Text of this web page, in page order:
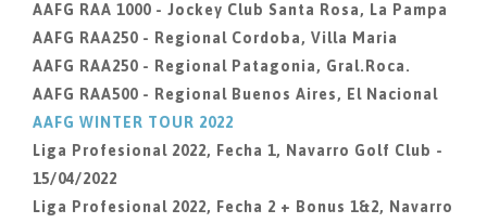
AAFG RAA 1000 - Jockey Club Santa Rosa, La Pampa
AAFG RAA250 - Regional Cordoba, Villa Maria
AAFG RAA250 - Regional Patagonia, Gral.Roca.
AAFG RAA500 - Regional Buenos Aires, El Nacional
AAFG WINTER TOUR 2022
Liga Profesional 2022, Fecha 1, Navarro Golf Club -
15/04/2022
Liga Profesional 2022, Fecha 2 + Bonus 1&2, Navarro